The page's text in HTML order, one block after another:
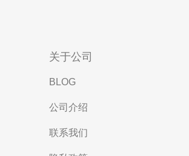
关于公司
BLOG
公司介绍
联系我们